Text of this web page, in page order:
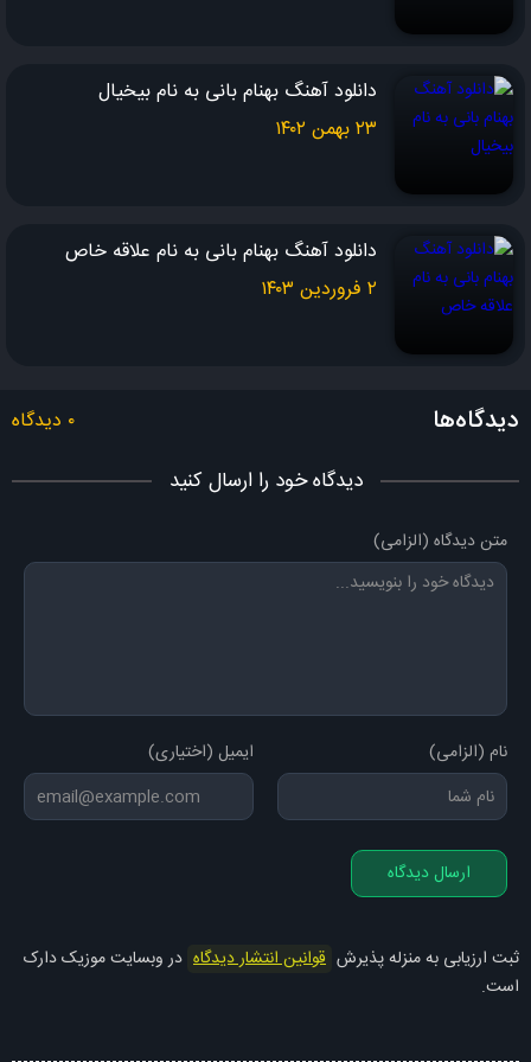
من یه دیوونم که
شعر : عاطفه حبیبی
دانلود آهنگ بهنام بانی به نام بیخیال
۲۳ بهمن ۱۴۰۲
دانلود آهنگ بهنام بانی به نام علاقه خاص
۲ فروردین ۱۴۰۳
دیدگاه‌ها ۰ دیدگاه
دیدگاه خود را ارسال کنید
متن دیدگاه (الزامی)
نام (الزامی) ایمیل (اختیاری)
ارسال دیدگاه
ثبت ارزیابی به منزله پذیرش قوانین انتشار دیدگاه در وبسایت موزیک دارک
است.